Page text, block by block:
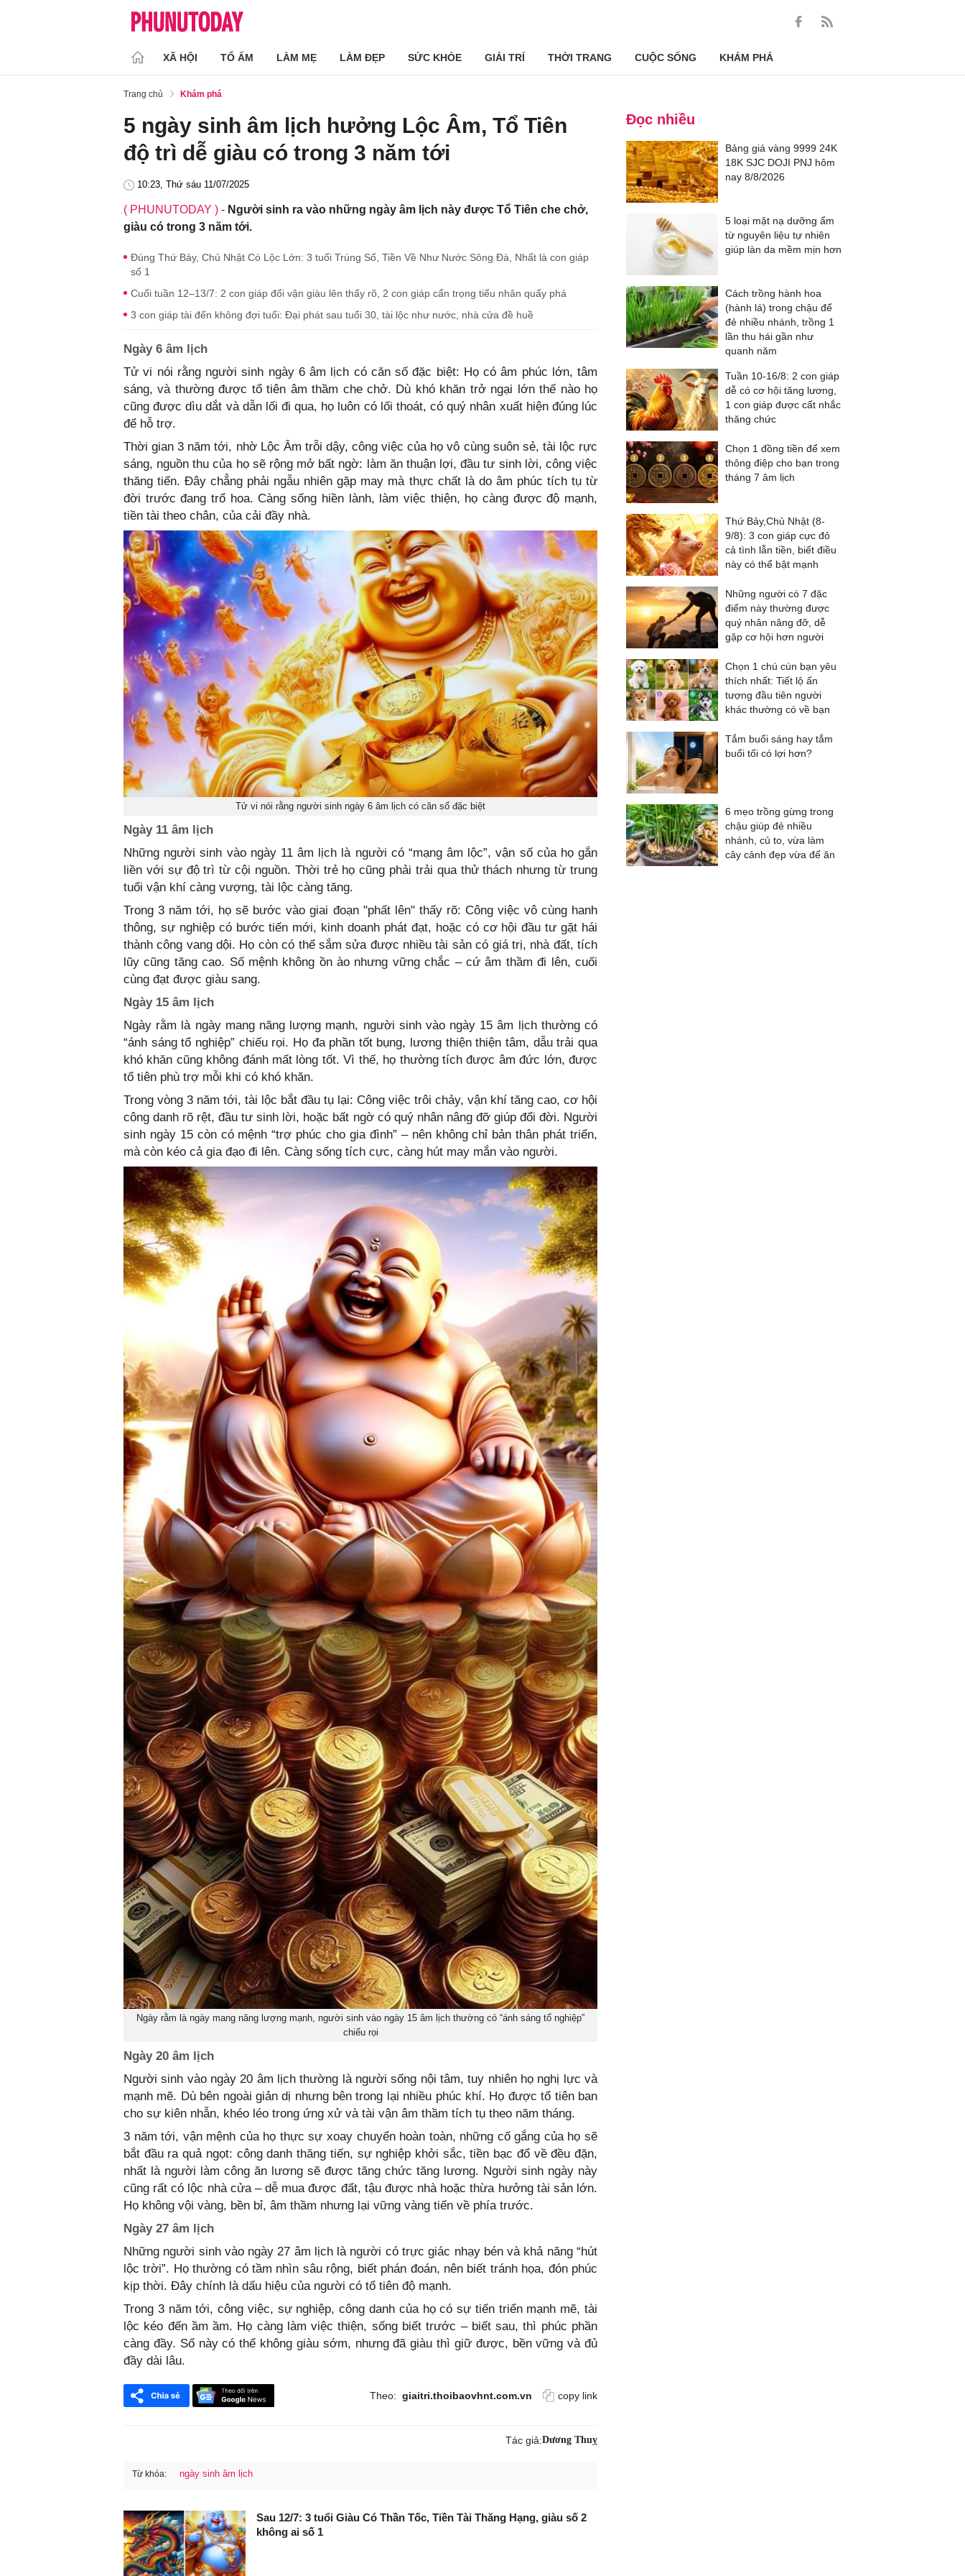
XÃ HỘI TỔ ẤM LÀM MẸ LÀM ĐẸP SỨC KHỎE GIẢI TRÍ THỜI TRANG CUỘC SỐNG KHÁM PHÁ
Trang chủ Khám phá
5 ngày sinh âm lịch hưởng Lộc Âm, Tổ Tiên
độ trì dễ giàu có trong 3 năm tới
10:23, Thứ sáu 11/07/2025
( PHUNUTODAY ) - Người sinh ra vào những ngày âm lịch này được Tổ Tiên che chở,
giàu có trong 3 năm tới.
Đúng Thứ Bảy, Chủ Nhật Có Lộc Lớn: 3 tuổi Trúng Số, Tiền Về Như Nước Sông Đà, Nhất là con giáp
số 1
Cuối tuần 12–13/7: 2 con giáp đổi vận giàu lên thấy rõ, 2 con giáp cẩn trọng tiểu nhân quấy phá
3 con giáp tài đến không đợi tuổi: Đại phát sau tuổi 30, tài lộc như nước, nhà cửa đề huề
Ngày 6 âm lịch
Tử vi nói rằng người sinh ngày 6 âm lịch có căn số đặc biệt: Họ có âm phúc lớn, tâm
sáng, và thường được tổ tiên âm thầm che chở. Dù khó khăn trở ngại lớn thế nào họ
cũng được dìu dắt và dẫn lối đi qua, họ luôn có lối thoát, có quý nhân xuất hiện đúng lúc
để hỗ trợ.
Thời gian 3 năm tới, nhờ Lộc Âm trỗi dậy, công việc của họ vô cùng suôn sẻ, tài lộc rực
sáng, nguồn thu của họ sẽ rộng mở bất ngờ: làm ăn thuận lợi, đầu tư sinh lời, công việc
thăng tiến. Đây chẳng phải ngẫu nhiên gặp may mà thực chất là do âm phúc tích tụ từ
đời trước đang trổ hoa. Càng sống hiền lành, làm việc thiện, họ càng được độ mạnh,
tiền tài theo chân, của cải đầy nhà.
Tử vi nói rằng người sinh ngày 6 âm lịch có căn số đặc biệt
Ngày 11 âm lịch
Những người sinh vào ngày 11 âm lịch là người có “mạng âm lộc”, vận số của họ gắn
liền với sự độ trì từ cội nguồn. Thời trẻ họ cũng phải trải qua thử thách nhưng từ trung
tuổi vận khí càng vượng, tài lộc càng tăng.
Trong 3 năm tới, họ sẽ bước vào giai đoạn "phất lên" thấy rõ: Công việc vô cùng hanh
thông, sự nghiệp có bước tiến mới, kinh doanh phát đạt, hoặc có cơ hội đầu tư gặt hái
thành công vang dội. Họ còn có thể sắm sửa được nhiều tài sản có giá trị, nhà đất, tích
lũy cũng tăng cao. Số mệnh không ồn ào nhưng vững chắc – cứ âm thầm đi lên, cuối
cùng đạt được giàu sang.
Ngày 15 âm lịch
Ngày rằm là ngày mang năng lượng mạnh, người sinh vào ngày 15 âm lịch thường có
“ánh sáng tổ nghiệp” chiếu rọi. Họ đa phần tốt bụng, lương thiện thiện tâm, dẫu trải qua
khó khăn cũng không đánh mất lòng tốt. Vì thế, họ thường tích được âm đức lớn, được
tổ tiên phù trợ mỗi khi có khó khăn.
Trong vòng 3 năm tới, tài lộc bắt đầu tụ lại: Công việc trôi chảy, vận khí tăng cao, cơ hội
công danh rõ rệt, đầu tư sinh lời, hoặc bất ngờ có quý nhân nâng đỡ giúp đổi đời. Người
sinh ngày 15 còn có mệnh “trợ phúc cho gia đình” – nên không chỉ bản thân phát triển,
mà còn kéo cả gia đạo đi lên. Càng sống tích cực, càng hút may mắn vào người.
Ngày rằm là ngày mang năng lượng mạnh, người sinh vào ngày 15 âm lịch thường có “ánh sáng tổ nghiệp”
chiếu rọi
Ngày 20 âm lịch
Người sinh vào ngày 20 âm lịch thường là người sống nội tâm, tuy nhiên họ nghị lực và
mạnh mẽ. Dù bên ngoài giản dị nhưng bên trong lại nhiều phúc khí. Họ được tổ tiên ban
cho sự kiên nhẫn, khéo léo trong ứng xử và tài vận âm thầm tích tụ theo năm tháng.
3 năm tới, vận mệnh của họ thực sự xoay chuyển hoàn toàn, những cố gắng của họ sẽ
bắt đầu ra quả ngọt: công danh thăng tiến, sự nghiệp khởi sắc, tiền bạc đổ về đều đặn,
nhất là người làm công ăn lương sẽ được tăng chức tăng lương. Người sinh ngày này
cũng rất có lộc nhà cửa – dễ mua được đất, tậu được nhà hoặc thừa hưởng tài sản lớn.
Họ không vội vàng, bền bỉ, âm thầm nhưng lại vững vàng tiến về phía trước.
Ngày 27 âm lịch
Những người sinh vào ngày 27 âm lịch là người có trực giác nhạy bén và khả năng “hút
lộc trời”. Họ thường có tầm nhìn sâu rộng, biết phán đoán, nên biết tránh họa, đón phúc
kịp thời. Đây chính là dấu hiệu của người có tổ tiên độ mạnh.
Trong 3 năm tới, công việc, sự nghiệp, công danh của họ có sự tiến triển mạnh mẽ, tài
lộc kéo đến ầm ầm. Họ càng làm việc thiện, sống biết trước – biết sau, thì phúc phần
càng đầy. Số này có thể không giàu sớm, nhưng đã giàu thì giữ được, bền vững và đủ
đầy dài lâu.
Theo: giaitri.thoibaovhnt.com.vn copy link
Tác giả:Dương Thuỵ
Từ khóa: ngày sinh âm lịch
Sau 12/7: 3 tuổi Giàu Có Thần Tốc, Tiền Tài Thăng Hạng, giàu số 2
không ai số 1
Đọc nhiều
Bảng giá vàng 9999 24K
18K SJC DOJI PNJ hôm
nay 8/8/2026
5 loại mặt nạ dưỡng ẩm
từ nguyên liệu tự nhiên
giúp làn da mềm mịn hơn
Cách trồng hành hoa
(hành lá) trong chậu để
đẻ nhiều nhánh, trồng 1
lần thu hái gần như
quanh năm
Tuần 10-16/8: 2 con giáp
dễ có cơ hội tăng lương,
1 con giáp được cất nhắc
thăng chức
Chọn 1 đồng tiền để xem
thông điệp cho bạn trong
tháng 7 âm lịch
Thứ Bảy,Chủ Nhật (8-
9/8): 3 con giáp cực đỏ
cả tình lẫn tiền, biết điều
này có thể bật mạnh
Những người có 7 đặc
điểm này thường được
quý nhân nâng đỡ, dễ
gặp cơ hội hơn người
Chọn 1 chú cún bạn yêu
thích nhất: Tiết lộ ấn
tượng đầu tiên người
khác thường có về bạn
Tắm buổi sáng hay tắm
buổi tối có lợi hơn?
6 mẹo trồng gừng trong
chậu giúp đẻ nhiều
nhánh, củ to, vừa làm
cây cảnh đẹp vừa để ăn